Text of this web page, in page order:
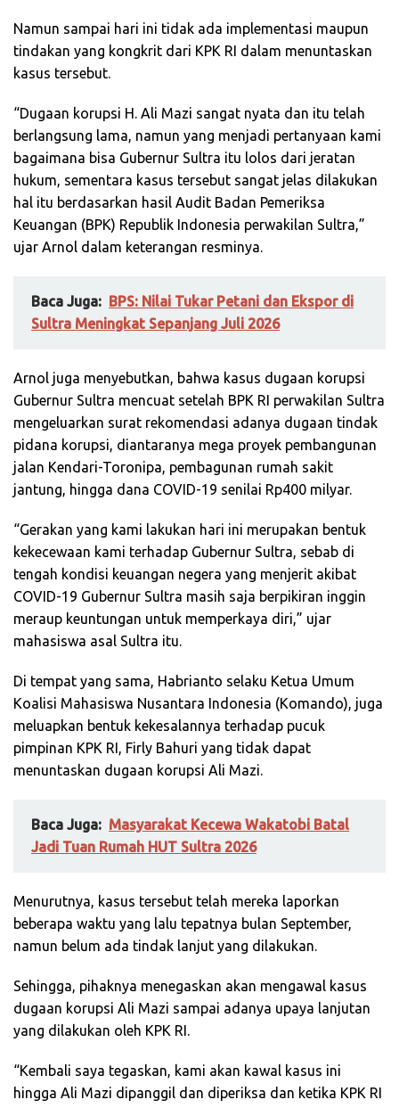
Namun sampai hari ini tidak ada implementasi maupun
tindakan yang kongkrit dari KPK RI dalam menuntaskan
kasus tersebut.
“Dugaan korupsi H. Ali Mazi sangat nyata dan itu telah
berlangsung lama, namun yang menjadi pertanyaan kami
bagaimana bisa Gubernur Sultra itu lolos dari jeratan
hukum, sementara kasus tersebut sangat jelas dilakukan
hal itu berdasarkan hasil Audit Badan Pemeriksa
Keuangan (BPK) Republik Indonesia perwakilan Sultra,”
ujar Arnol dalam keterangan resminya.
Baca Juga: BPS: Nilai Tukar Petani dan Ekspor di
Sultra Meningkat Sepanjang Juli 2026
Arnol juga menyebutkan, bahwa kasus dugaan korupsi
Gubernur Sultra mencuat setelah BPK RI perwakilan Sultra
mengeluarkan surat rekomendasi adanya dugaan tindak
pidana korupsi, diantaranya mega proyek pembangunan
jalan Kendari-Toronipa, pembagunan rumah sakit
jantung, hingga dana COVID-19 senilai Rp400 milyar.
“Gerakan yang kami lakukan hari ini merupakan bentuk
kekecewaan kami terhadap Gubernur Sultra, sebab di
tengah kondisi keuangan negera yang menjerit akibat
COVID-19 Gubernur Sultra masih saja berpikiran inggin
meraup keuntungan untuk memperkaya diri,” ujar
mahasiswa asal Sultra itu.
Di tempat yang sama, Habrianto selaku Ketua Umum
Koalisi Mahasiswa Nusantara Indonesia (Komando), juga
meluapkan bentuk kekesalannya terhadap pucuk
pimpinan KPK RI, Firly Bahuri yang tidak dapat
menuntaskan dugaan korupsi Ali Mazi.
Baca Juga: Masyarakat Kecewa Wakatobi Batal
Jadi Tuan Rumah HUT Sultra 2026
Menurutnya, kasus tersebut telah mereka laporkan
beberapa waktu yang lalu tepatnya bulan September,
namun belum ada tindak lanjut yang dilakukan.
Sehingga, pihaknya menegaskan akan mengawal kasus
dugaan korupsi Ali Mazi sampai adanya upaya lanjutan
yang dilakukan oleh KPK RI.
“Kembali saya tegaskan, kami akan kawal kasus ini
hingga Ali Mazi dipanggil dan diperiksa dan ketika KPK RI